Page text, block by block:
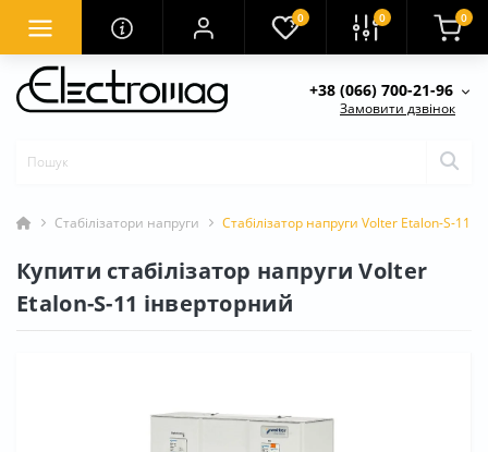
0 0 0
+38 (066) 700-21-96
Замовити дзвінок
Стабілізатори напруги Стабілізатор напруги Volter Etalon-S-11
Купити стабілізатор напруги Volter
Etalon-S-11 інверторний